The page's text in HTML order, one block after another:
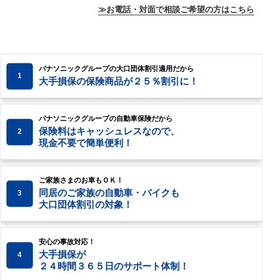
≫お電話・対面で相談ご希望の方はこちら
1
パナソニックグループの大口団体割引適用だから
大手損保の保険商品が２５％割引に！
2
パナソニックグループの自動車保険だから
保険料はキャッシュレスなので、
現金不要で簡単便利！
3
ご家族さまのお車もＯＫ！
同居のご家族の自動車・バイクも
大口団体割引の対象！
4
安心の事故対応！
大手損保が
２４時間３６５日のサポート体制！